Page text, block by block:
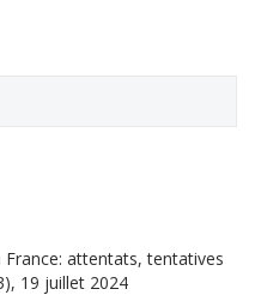
attentats, tentatives
19 juillet 2024